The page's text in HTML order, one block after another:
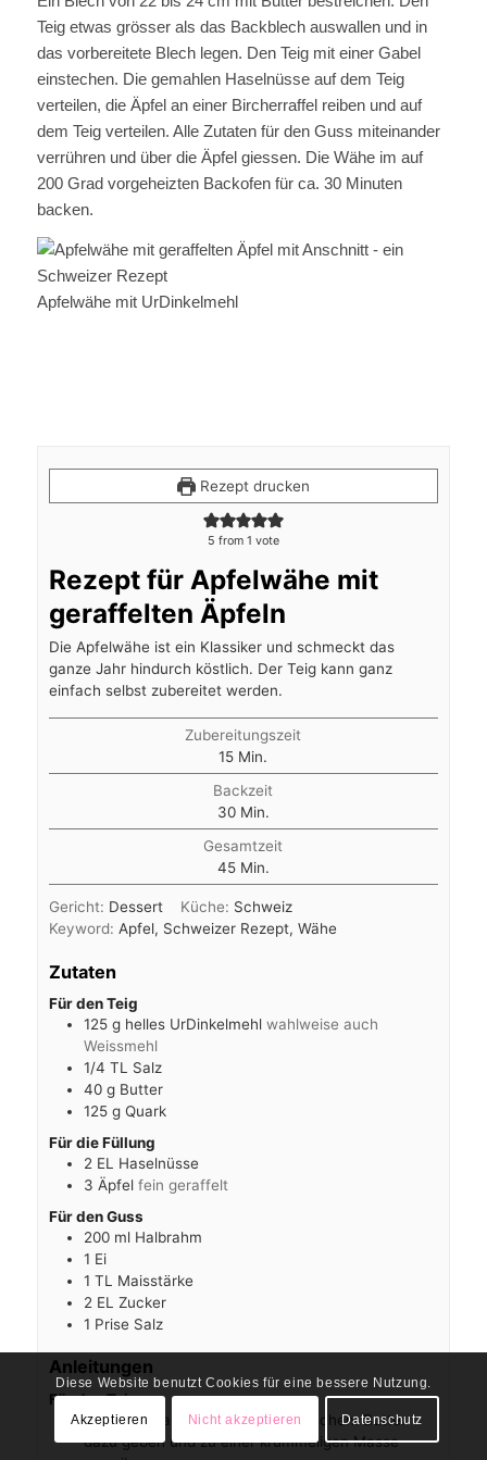
Teig etwas grösser als das Backblech auswallen und in
das vorbereitete Blech legen. Den Teig mit einer Gabel
einstechen. Die gemahlen Haselnüsse auf dem Teig
verteilen, die Äpfel an einer Bircherraffel reiben und auf
dem Teig verteilen. Alle Zutaten für den Guss miteinander
verrühren und über die Äpfel giessen. Die Wähe im auf
200 Grad vorgeheizten Backofen für ca. 30 Minuten
backen.
Apfelwähe mit UrDinkelmehl
Rezept drucken
5 from 1 vote
Rezept für Apfelwähe mit
geraffelten Äpfeln
Die Apfelwähe ist ein Klassiker und schmeckt das
ganze Jahr hindurch köstlich. Der Teig kann ganz
einfach selbst zubereitet werden.
Zubereitungszeit
15Minuten
Min.
Backzeit
30Minuten
Min.
Gesamtzeit
45Minuten
Min.
Gericht: Dessert Küche: Schweiz
Keyword: Apfel, Schweizer Rezept, Wähe
Zutaten
Für den Teig
125 g helles UrDinkelmehl wahlweise auch
Weissmehl
1/4 TL Salz
40 g Butter
125 g Quark
Für die Füllung
2 EL Haselnüsse
3 Äpfel fein geraffelt
Für den Guss
200 ml Halbrahm
1 Ei
1 TL
Maisstärke
2 EL Zucker
1 Prise Salz
Anleitungen
Für den Teig
Mehl und Salz miteinander vermischen. Butter
dazu geben und zu einer krümmeligen Masse
Diese Website benutzt Cookies für eine bessere Nutzung.
Akzeptieren Nicht akzeptieren Datenschutz